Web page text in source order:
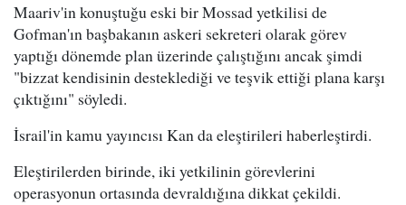
Maariv'in konuştuğu eski bir Mossad yetkilisi de
Gofman'ın başbakanın askeri sekreteri olarak görev
yaptığı dönemde plan üzerinde çalıştığını ancak şimdi
"bizzat kendisinin desteklediği ve teşvik ettiği plana karşı
çıktığını" söyledi.
İsrail'in kamu yayıncısı Kan da eleştirileri haberleştirdi.
Eleştirilerden birinde, iki yetkilinin görevlerini
operasyonun ortasında devraldığına dikkat çekildi.